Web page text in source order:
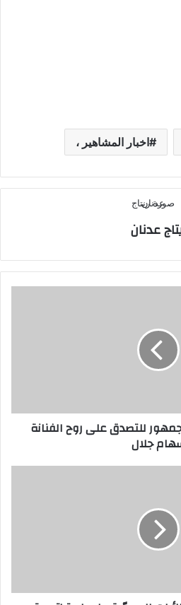
اخبار المشاهير ،
عدنان
للتصدق على روح الفنانة
جلال